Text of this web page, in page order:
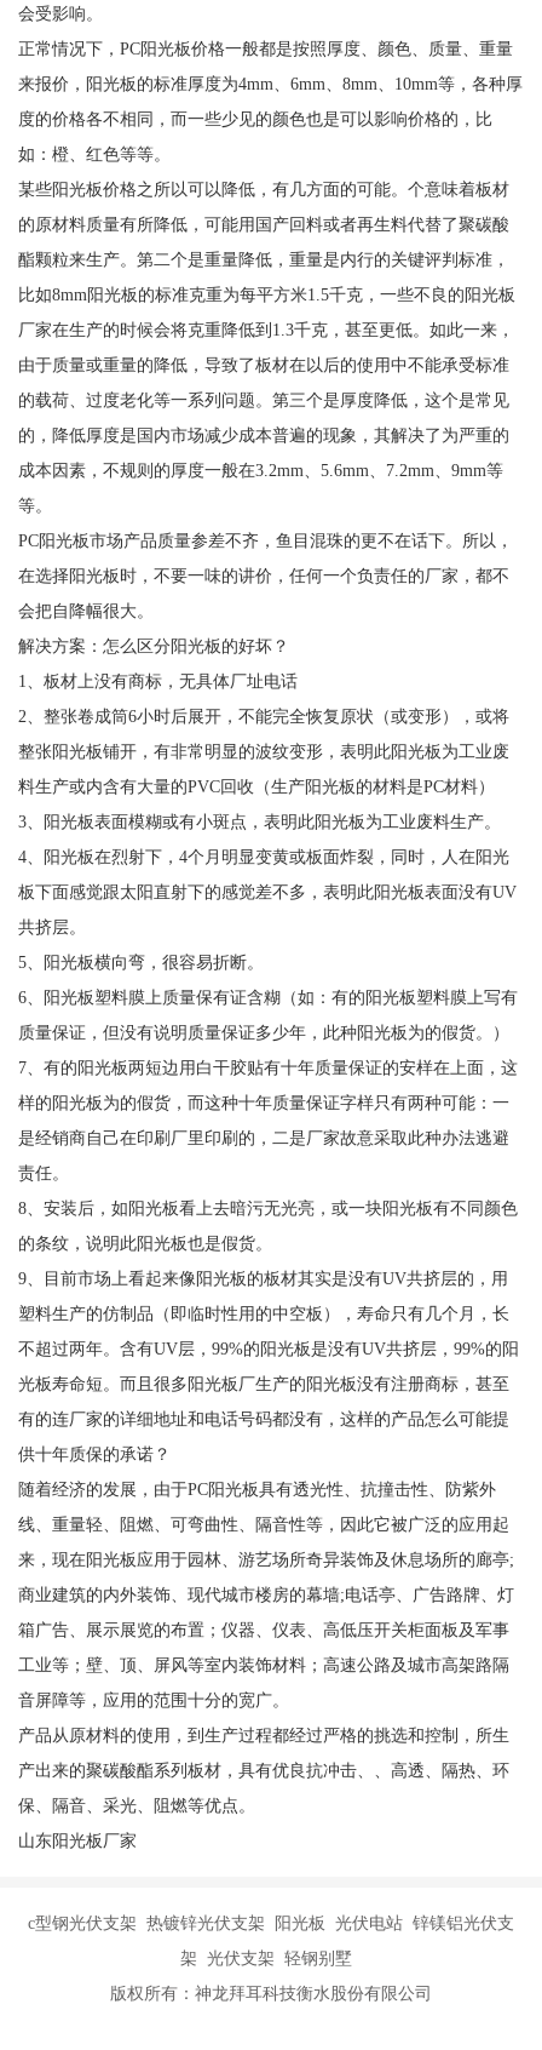
会受影响。
正常情况下，PC阳光板价格一般都是按照厚度、颜色、质量、重量
来报价，阳光板的标准厚度为4mm、6mm、8mm、10mm等，各种厚
度的价格各不相同，而一些少见的颜色也是可以影响价格的，比
如：橙、红色等等。
某些阳光板价格之所以可以降低，有几方面的可能。个意味着板材
的原材料质量有所降低，可能用国产回料或者再生料代替了聚碳酸
酯颗粒来生产。第二个是重量降低，重量是内行的关键评判标准，
比如8mm阳光板的标准克重为每平方米1.5千克，一些不良的阳光板
厂家在生产的时候会将克重降低到1.3千克，甚至更低。如此一来，
由于质量或重量的降低，导致了板材在以后的使用中不能承受标准
的载荷、过度老化等一系列问题。第三个是厚度降低，这个是常见
的，降低厚度是国内市场减少成本普遍的现象，其解决了为严重的
成本因素，不规则的厚度一般在3.2mm、5.6mm、7.2mm、9mm等
等。
PC阳光板市场产品质量参差不齐，鱼目混珠的更不在话下。所以，
在选择阳光板时，不要一味的讲价，任何一个负责任的厂家，都不
会把自降幅很大。
解决方案：怎么区分阳光板的好坏？
1、板材上没有商标，无具体厂址电话
2、整张卷成筒6小时后展开，不能完全恢复原状（或变形），或将
整张阳光板铺开，有非常明显的波纹变形，表明此阳光板为工业废
料生产或内含有大量的PVC回收（生产阳光板的材料是PC材料）
3、阳光板表面模糊或有小斑点，表明此阳光板为工业废料生产。
4、阳光板在烈射下，4个月明显变黄或板面炸裂，同时，人在阳光
板下面感觉跟太阳直射下的感觉差不多，表明此阳光板表面没有UV
共挤层。
5、阳光板横向弯，很容易折断。
6、阳光板塑料膜上质量保有证含糊（如：有的阳光板塑料膜上写有
质量保证，但没有说明质量保证多少年，此种阳光板为的假货。）
7、有的阳光板两短边用白干胶贴有十年质量保证的安样在上面，这
样的阳光板为的假货，而这种十年质量保证字样只有两种可能：一
是经销商自己在印刷厂里印刷的，二是厂家故意采取此种办法逃避
责任。
8、安装后，如阳光板看上去暗污无光亮，或一块阳光板有不同颜色
的条纹，说明此阳光板也是假货。
9、目前市场上看起来像阳光板的板材其实是没有UV共挤层的，用
塑料生产的仿制品（即临时性用的中空板），寿命只有几个月，长
不超过两年。含有UV层，99%的阳光板是没有UV共挤层，99%的阳
光板寿命短。而且很多阳光板厂生产的阳光板没有注册商标，甚至
有的连厂家的详细地址和电话号码都没有，这样的产品怎么可能提
供十年质保的承诺？
随着经济的发展，由于PC阳光板具有透光性、抗撞击性、防紫外
线、重量轻、阻燃、可弯曲性、隔音性等，因此它被广泛的应用起
来，现在阳光板应用于园林、游艺场所奇异装饰及休息场所的廊亭;
商业建筑的内外装饰、现代城市楼房的幕墙;电话亭、广告路牌、灯
箱广告、展示展览的布置；仪器、仪表、高低压开关柜面板及军事
工业等；壁、顶、屏风等室内装饰材料；高速公路及城市高架路隔
音屏障等，应用的范围十分的宽广。
产品从原材料的使用，到生产过程都经过严格的挑选和控制，所生
产出来的聚碳酸酯系列板材，具有优良抗冲击、、高透、隔热、环
保、隔音、采光、阻燃等优点。
山东阳光板厂家
c型钢光伏支架 热镀锌光伏支架 阳光板 光伏电站 锌镁铝光伏支
架 光伏支架 轻钢别墅
版权所有：神龙拜耳科技衡水股份有限公司